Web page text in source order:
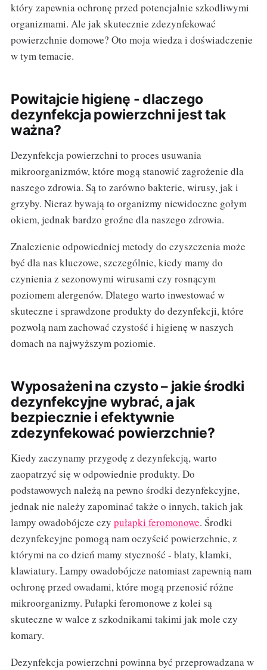
który zapewnia ochronę przed potencjalnie szkodliwymi
organizmami. Ale jak skutecznie zdezynfekować
powierzchnie domowe? Oto moja wiedza i doświadczenie
w tym temacie.
Powitajcie higienę - dlaczego
dezynfekcja powierzchni jest tak
ważna?
Dezynfekcja powierzchni to proces usuwania
mikroorganizmów, które mogą stanowić zagrożenie dla
naszego zdrowia. Są to zarówno bakterie, wirusy, jak i
grzyby. Nieraz bywają to organizmy niewidoczne gołym
okiem, jednak bardzo groźne dla naszego zdrowia.
Znalezienie odpowiedniej metody do czyszczenia może
być dla nas kluczowe, szczególnie, kiedy mamy do
czynienia z sezonowymi wirusami czy rosnącym
poziomem alergenów. Dlatego warto inwestować w
skuteczne i sprawdzone produkty do dezynfekcji, które
pozwolą nam zachować czystość i higienę w naszych
domach na najwyższym poziomie.
Wyposażeni na czysto – jakie środki
dezynfekcyjne wybrać, a jak
bezpiecznie i efektywnie
zdezynfekować powierzchnie?
Kiedy zaczynamy przygodę z dezynfekcją, warto
zaopatrzyć się w odpowiednie produkty. Do
podstawowych należą na pewno środki dezynfekcyjne,
jednak nie należy zapominać także o innych, takich jak
lampy owadobójcze czy pułapki feromonowe. Środki
dezynfekcyjne pomogą nam oczyścić powierzchnie, z
którymi na co dzień mamy styczność - blaty, klamki,
klawiatury. Lampy owadobójcze natomiast zapewnią nam
ochronę przed owadami, które mogą przenosić różne
mikroorganizmy. Pułapki feromonowe z kolei są
skuteczne w walce z szkodnikami takimi jak mole czy
komary.
Dezynfekcja powierzchni powinna być przeprowadzana w